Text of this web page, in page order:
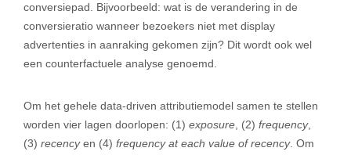
conversiepad. Bijvoorbeeld: wat is de verandering in de
conversieratio wanneer bezoekers niet met display
advertenties in aanraking gekomen zijn? Dit wordt ook wel
een counterfactuele analyse genoemd.
Om het gehele data-driven attributiemodel samen te stellen
worden vier lagen doorlopen: (1) exposure, (2) frequency,
(3) recencyen (4) frequency at each value of recency. Om